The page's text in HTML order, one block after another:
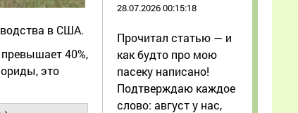
в США.
40%,
это
28.07.2026 00:15:18
Прочитал статью — и
как будто про мою
пасеку написано!
Подтверждаю каждое
слово: август у нас,